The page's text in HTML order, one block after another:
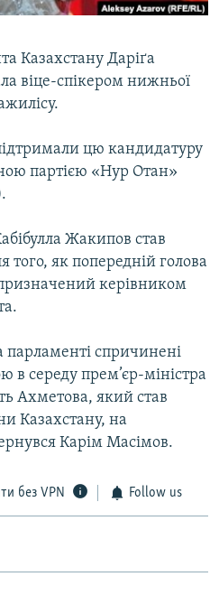
Казахстану Даріґа
віце-спікером нижньої
цю кандидатуру
партією «Нур Отан»
Жакипов став
того, як попередній голова
керівником
парламенті спричинені
в середу прем’єр-міністра
Ахметова, який став
Казахстану, на
Карім Масімов.
без VPN Follow us